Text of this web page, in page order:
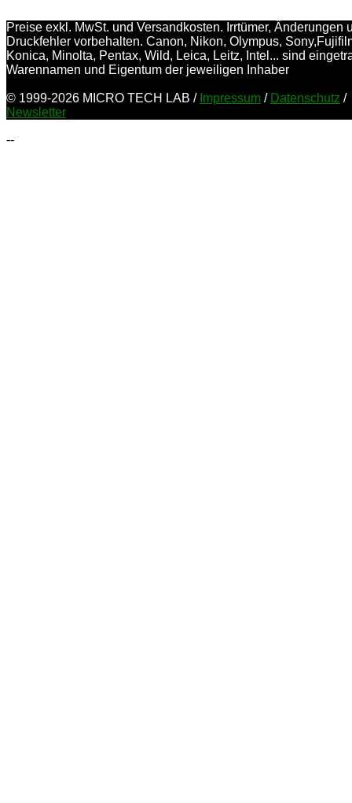
Preise exkl. MwSt. und Versandkosten. Irrtümer, Änderungen
Druckfehler vorbehalten. Canon, Nikon, Olympus,
Konica, Minolta, Pentax, Wild, Leica, Leitz, Intel... sind
Warennamen und Eigentum der jeweiligen Inhaber
© 1999-2026 MICRO TECH LAB / Impressum / Datenschutz /
Newsletter
--